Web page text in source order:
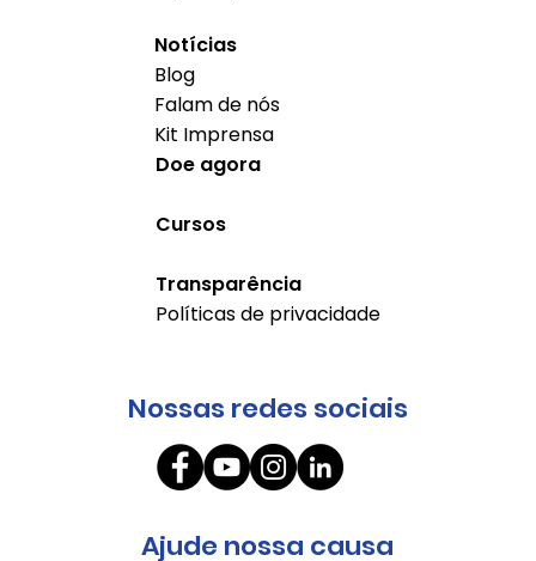
Nossas redes sociais
Ajude nossa causa
Notícias
Blog
Falam de nós
Kit Imprensa
Doe agora
Cursos
Transparência
Políticas de privacidade